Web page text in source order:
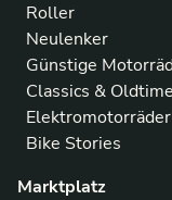
Roller
Neulenker
Günstige
Classics &
Elektromotorräder
Bike Stories
Marktplatz